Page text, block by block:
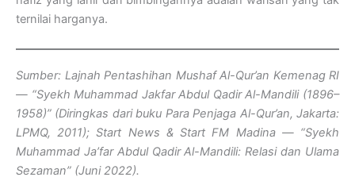
ternilai harganya.
Sumber: Lajnah Pentashihan Mushaf Al-Qur’an Kemenag RI
— “Syekh Muhammad Jakfar Abdul Qadir Al-Mandili (1896–
1958)” (Diringkas dari buku Para Penjaga Al-Qur’an, Jakarta:
LPMQ, 2011); Start News & Start FM Madina — “Syekh
Muhammad Ja’far Abdul Qadir Al-Mandili: Relasi dan Ulama
Sezaman” (Juni 2022).